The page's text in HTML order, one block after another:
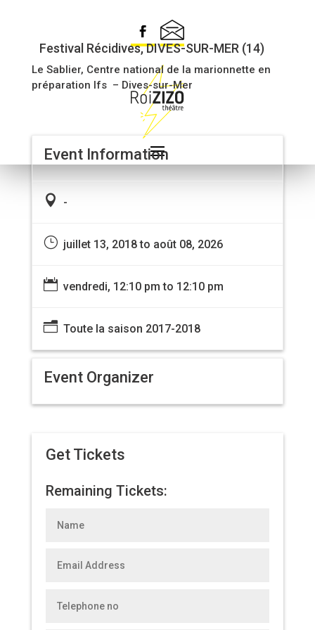
Festival Récidives, DIVES-SUR-MER (14)
Le Sablier, Centre national de la marionnette en
préparation Ifs – Dives-sur-Mer
Event Information
 -
}juillet 13, 2018 to août 08, 2026
 vendredi, 12:10 pm to 12:10 pm
nToute la saison 2017-2018
Event Organizer
Get Tickets
Remaining Tickets: